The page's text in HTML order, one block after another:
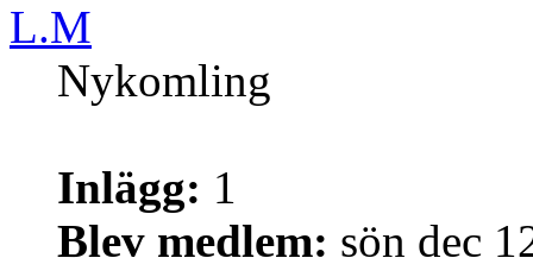
L.M
Nykomling
Inlägg: 1
Blev medlem: sön dec